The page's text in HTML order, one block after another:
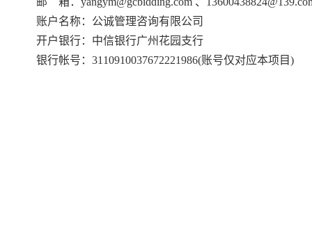
账户名称：公诚管理咨询有限公司
开户银行：中信银行广州花园支行
银行帐号： 3110910037672221986(账号仅对应本项目)